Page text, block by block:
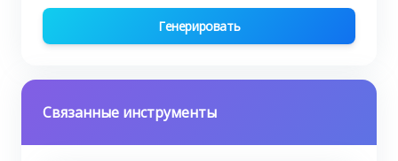
Генерировать
Связанные инструменты